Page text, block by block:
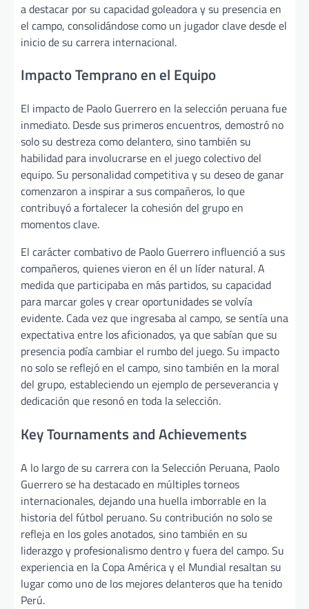
a destacar por su capacidad goleadora y su presencia en
el campo, consolidándose como un jugador clave desde el
inicio de su carrera internacional.
Impacto Temprano en el Equipo
El impacto de Paolo Guerrero en la selección peruana fue
inmediato. Desde sus primeros encuentros, demostró no
solo su destreza como delantero, sino también su
habilidad para involucrarse en el juego colectivo del
equipo. Su personalidad competitiva y su deseo de ganar
comenzaron a inspirar a sus compañeros, lo que
contribuyó a fortalecer la cohesión del grupo en
momentos clave.
El carácter combativo de Paolo Guerrero influenció a sus
compañeros, quienes vieron en él un líder natural. A
medida que participaba en más partidos, su capacidad
para marcar goles y crear oportunidades se volvía
evidente. Cada vez que ingresaba al campo, se sentía una
expectativa entre los aficionados, ya que sabían que su
presencia podía cambiar el rumbo del juego. Su impacto
no solo se reflejó en el campo, sino también en la moral
del grupo, estableciendo un ejemplo de perseverancia y
dedicación que resonó en toda la selección.
Key Tournaments and Achievements
A lo largo de su carrera con la Selección Peruana, Paolo
Guerrero se ha destacado en múltiples torneos
internacionales, dejando una huella imborrable en la
historia del fútbol peruano. Su contribución no solo se
refleja en los goles anotados, sino también en su
liderazgo y profesionalismo dentro y fuera del campo. Su
experiencia en la Copa América y el Mundial resaltan su
lugar como uno de los mejores delanteros que ha tenido
Perú.